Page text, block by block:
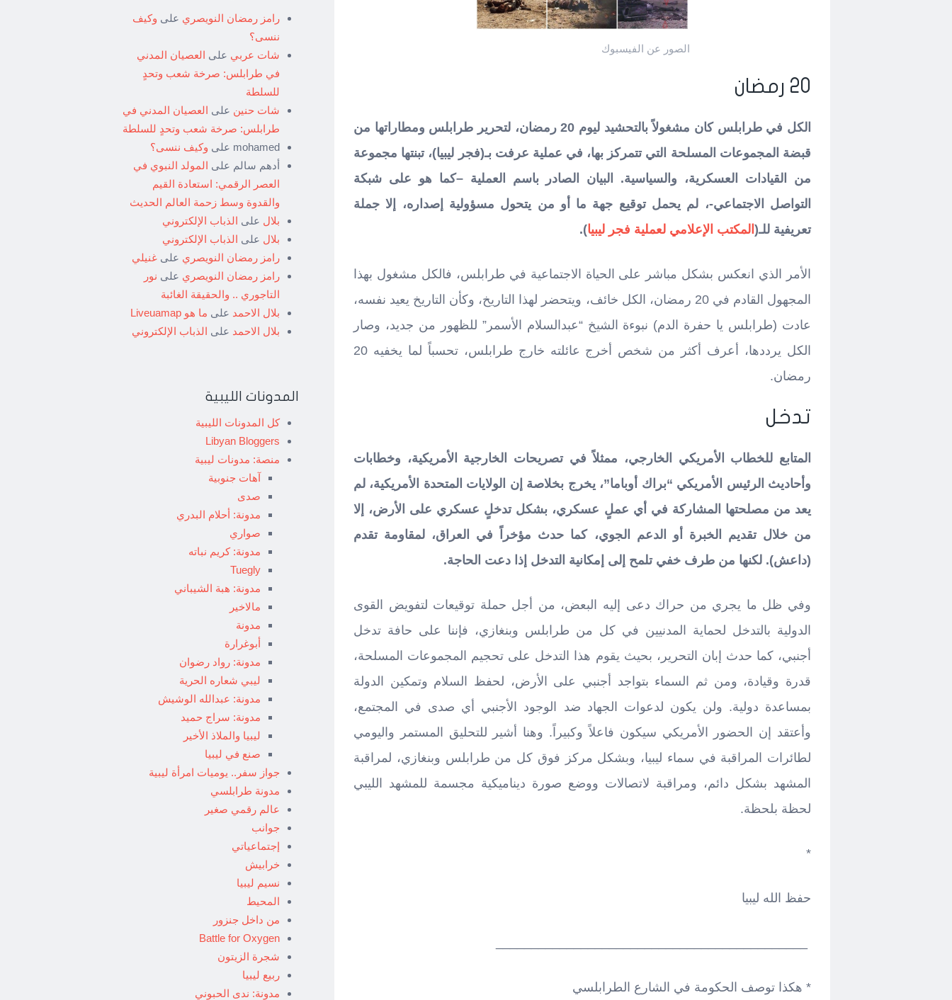
الصور عن الفيسبوك
20 رمضان
الكل في طرابلس كان مشغولاً بالتحشيد ليوم 20 رمضان، لتحرير طرابلس ومطاراتها من
قبضة المجموعات المسلحة التي تتمركز بها، في عملية عرفت بـ(فجر ليبيا)، تبنتها مجموعة
من القيادات العسكرية، والسياسية. البيان الصادر باسم العملية –كما هو على شبكة
التواصل الاجتماعي-، لم يحمل توقيع جهة ما أو من يتحول مسؤولية إصداره، إلا جملة
تعريفية للـ( المكتب الإعلامي لعملية فجر ليبيا).
الأمر الذي انعكس بشكل مباشر على الحياة الاجتماعية في طرابلس، فالكل مشغول بهذا
المجهول القادم في 20 رمضان، الكل خائف، ويتحضر لهذا التاريخ، وكأن التاريخ يعيد نفسه،
عادت (طرابلس يا حفرة الدم) نبوءة الشيخ “عبدالسلام الأسمر” للظهور من جديد، وصار
الكل يرددها، أعرف أكثر من شخص أخرج عائلته خارج طرابلس، تحسباً لما يخفيه 20
رمضان.
تدخل
المتابع للخطاب الأمريكي الخارجي، ممثلاً في تصريحات الخارجية الأمريكية، وخطابات
وأحاديث الرئيس الأمريكي “براك أوباما”، يخرج بخلاصة إن الولايات المتحدة الأمريكية، لم
يعد من مصلحتها المشاركة في أي عملٍ عسكري، بشكل تدخلٍ عسكري على الأرض، إلا
من خلال تقديم الخبرة أو الدعم الجوي، كما حدث مؤخراً في العراق، لمقاومة تقدم
(داعش). لكنها من طرف خفي تلمح إلى إمكانية التدخل إذا دعت الحاجة.
وفي ظل ما يجري من حراك دعى إليه البعض، من أجل حملة توقيعات لتفويض القوى
الدولية بالتدخل لحماية المدنيين في كل من طرابلس وبنغازي، فإننا على حافة تدخل
أجنبي، كما حدث إبان التحرير، بحيث يقوم هذا التدخل على تحجيم المجموعات المسلحة،
قدرة وقيادة، ومن ثم السماء بتواجد أجنبي على الأرض، لحفظ السلام وتمكين الدولة
بمساعدة دولية. ولن يكون لدعوات الجهاد ضد الوجود الأجنبي أي صدى في المجتمع،
وأعتقد إن الحضور الأمريكي سيكون فاعلاً وكبيراً. وهنا أشير للتحليق المستمر واليومي
لطائرات المراقبة في سماء ليبيا، وبشكل مركز فوق كل من طرابلس وبنغازي، لمراقبة
المشهد بشكل دائم، ومراقبة لاتصالات ووضع صورة ديناميكية مجسمة للمشهد الليبي
لحظة بلحظة.
*
حفظ الله ليبيا
* هكذا توصف الحكومة في الشارع الطرابلسي
رامز رمضان النويصري على وكيف
ننسى؟
شات عربي على العصيان المدني
في طرابلس: صرخة شعب وتحدٍ
للسلطة
شات حنين على العصيان المدني في
طرابلس: صرخة شعب وتحدٍ للسلطة
mohamed على وكيف ننسى؟
أدهم سالم على المولد النبوي في
العصر الرقمي: استعادة القيم
والقدوة وسط زحمة العالم الحديث
بلال على الذباب الإلكتروني
بلال على الذباب الإلكتروني
رامز رمضان النويصري على غنيلي
رامز رمضان النويصري على نور
التاجوري .. والحقيقة الغائبة
بلال الاحمد على ما هو Liveuamap
بلال الاحمد على الذباب الإلكتروني
المدونات الليبية
كل المدونات الليبية
Libyan Bloggers
منصة: مدونات ليبية
آهات جنوبية
صدى
مدونة: أحلام البدري
صواري
مدونة: كريم نباته
Tuegly
مدونة: هبة الشيباني
مالاخير
مدونة
أبوغرارة
مدونة: رواد رضوان
ليبي شعاره الحرية
مدونة: عبدالله الوشيش
مدونة: سراج حميد
ليبيا والملاذ الأخير
صنع في ليبيا
جواز سفر.. يوميات امرأة ليبية
مدونة طرابلسي
عالم رقمي صغير
جوانب
إجتماعياتي
خرابيش
نسيم ليبيا
المحيط
من داخل جنزور
Battle for Oxygen
شجرة الزيتون
ربيع ليبيا
مدونة: ندى الحبوني